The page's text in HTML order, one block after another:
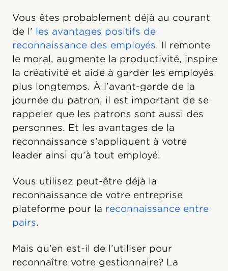
Vous êtes probablement déjà au courant
de l' les avantages positifs de
reconnaissance des employés. Il remonte
le moral, augmente la productivité, inspire
la créativité et aide à garder les employés
plus longtemps. À l’avant-garde de la
journée du patron, il est important de se
rappeler que les patrons sont aussi des
personnes. Et les avantages de la
reconnaissance s’appliquent à votre
leader ainsi qu’à tout employé.
Vous utilisez peut-être déjà la
reconnaissance de votre entreprise
plateforme pour la reconnaissance entre
pairs.
Mais qu’en est-il de l’utiliser pour
reconnaître votre gestionnaire? La